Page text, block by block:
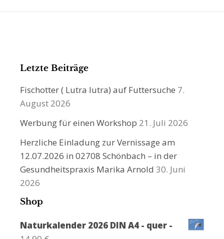
Letzte Beiträge
Fischotter ( Lutra lutra) auf Futtersuche 7.
August 2026
Werbung für einen Workshop 21. Juli 2026
Herzliche Einladung zur Vernissage am
12.07.2026 in 02708 Schönbach – in der
Gesundheitspraxis Marika Arnold 30. Juni
2026
Shop
Naturkalender 2026 DIN A4 - quer -